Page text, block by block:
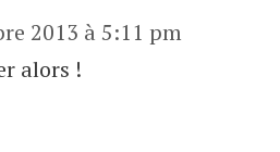
2013 à 5:11 pm
alors !